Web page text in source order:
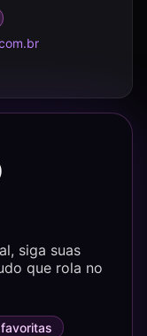
siga suas
que rola no